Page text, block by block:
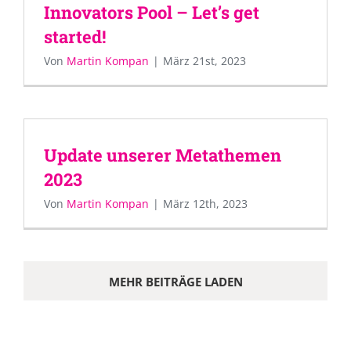
Innovators Pool – Let’s get
started!
Von Martin Kompan | März 21st, 2023
Update unserer Metathemen
2023
Von Martin Kompan | März 12th, 2023
MEHR BEITRÄGE LADEN